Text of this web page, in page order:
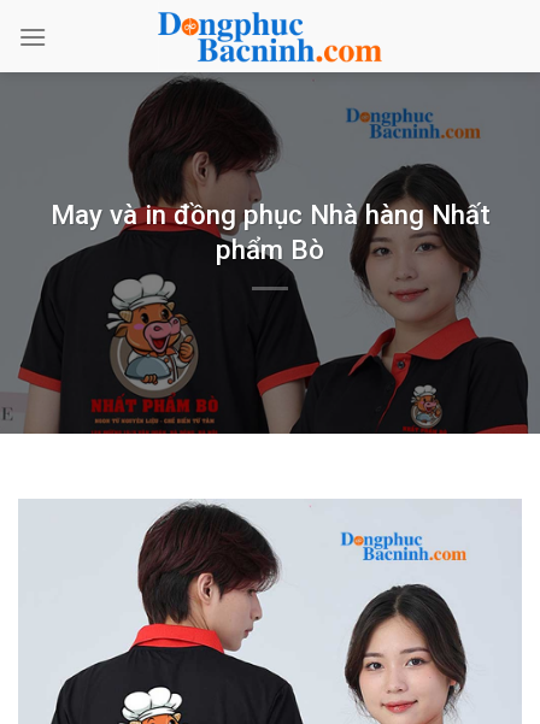
qua
nội
May và in đồng phục Nhà hàng Nhất
phẩm Bò